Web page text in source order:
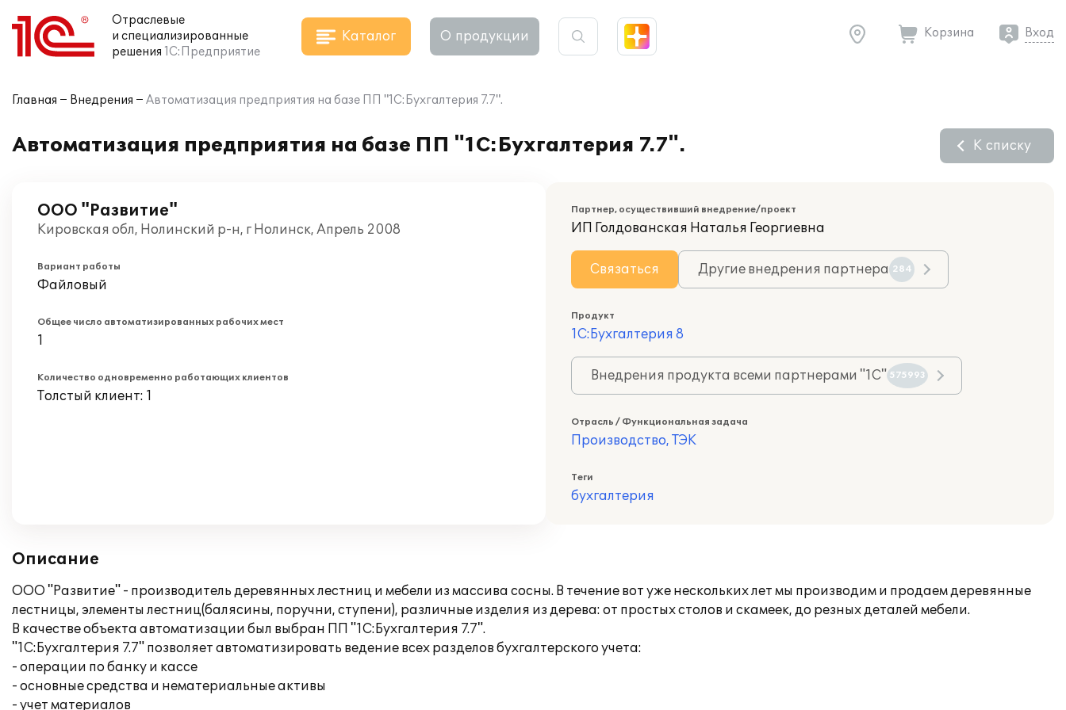
Отраслевые
и специализированные
решения 1С:Предприятие
Каталог О продукции Корзина Вход
Главная Внедрения Автоматизация предприятия на базе ПП "1С:Бухгалтерия 7.7".
Автоматизация предприятия на базе ПП "1С:Бухгалтерия 7.7". К списку
ООО "Развитие"
Кировская обл, Нолинский р-н, г Нолинск, Апрель 2008
Вариант работы
Файловый
Общее число автоматизированных рабочих мест
1
Количество одновременно работающих клиентов
Толстый клиент: 1
Партнер, осуществивший внедрение/проект
ИП Голдованская Наталья Георгиевна
Связаться Другие внедрения партнера 284
Продукт
1С:Бухгалтерия 8
Внедрения продукта всеми партнерами "1С" 575993
Отрасль / Функциональная задача
Производство, ТЭК
Теги
бухгалтерия
Описание
OOO "Развитие" - производитель деревянных лестниц и мебели из массива сосны. В течение вот уже нескольких лет мы производим и продаем деревянные
лестницы, элементы лестниц(балясины, поручни, ступени), различные изделия из дерева: от простых столов и скамеек, до резных деталей мебели.
В качестве объекта автоматизации был выбран ПП "1С:Бухгалтерия 7.7".
"1С:Бухгалтерия 7.7" позволяет автоматизировать ведение всех разделов бухгалтерского учета:
- операции по банку и кассе
- основные средства и нематериальные активы
- учет материалов